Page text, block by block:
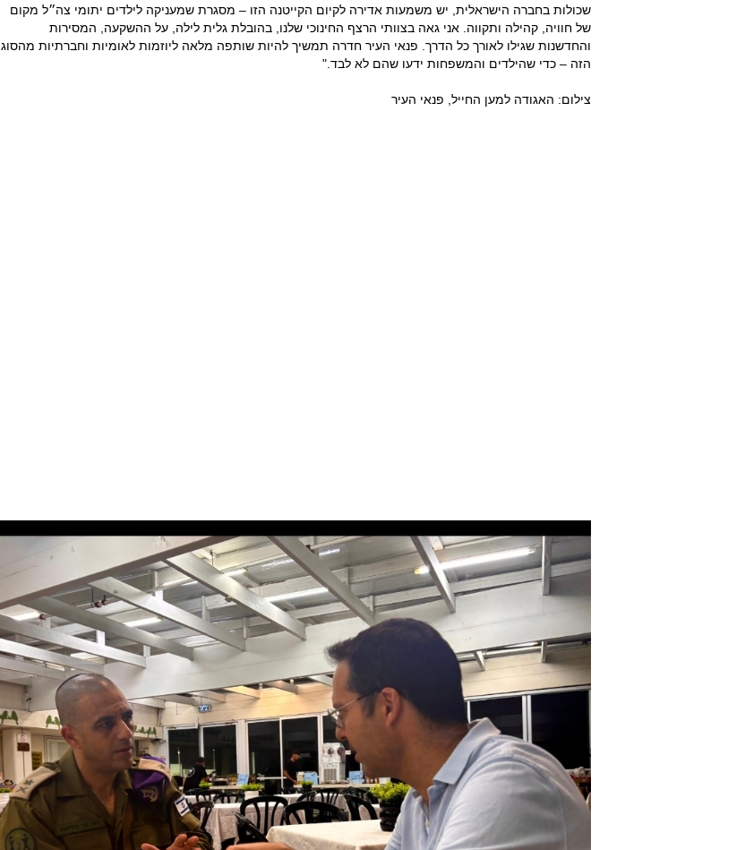
שכולות בחברה הישראלית, יש משמעות אדירה לקיום הקייטנה הזו – מסגרת שמעניקה לילדים יתומי צה״ל מקום
של חוויה, קהילה ותקווה. אני גאה בצוותי הרצף החינוכי שלנו, בהובלת גלית לילה, על ההשקעה, המסירות
והחדשנות שגילו לאורך כל הדרך. פנאי העיר חדרה תמשיך להיות שותפה מלאה ליוזמות לאומיות וחברתיות מהסוג
הזה – כדי שהילדים והמשפחות ידעו שהם לא לבד."
צילום: האגודה למען החייל, פנאי העיר